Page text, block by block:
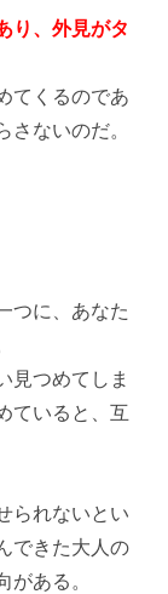
り、外見がタ
てくるのであ
ないのだ。
つに、あなた
見つめてしま
ていると、互
られないとい
できた大人の
ある。